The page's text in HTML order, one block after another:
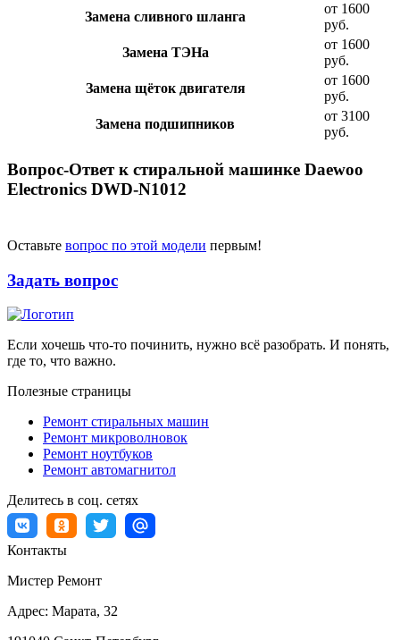
Замена сливного шланга
от 1600
руб.
Замена ТЭНа
от 1600
руб.
Замена щёток двигателя
от 1600
руб.
Замена подшипников
от 3100
руб.
Вопрос-Ответ к стиральной машинке Daewoo
Electronics DWD-N1012
Оставьте вопрос по этой модели первым!
Задать вопрос
Если хочешь что-то починить, нужно всё разобрать. И понять,
где то, что важно.
Полезные страницы
Ремонт стиральных машин
Ремонт микроволновок
Ремонт ноутбуков
Ремонт автомагнитол
Делитесь в соц. сетях
Контакты
Мистер Ремонт
Адрес: Марата, 32